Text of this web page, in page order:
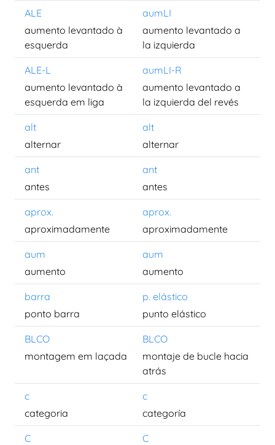
ALE
aumLI
aumento levantado à
esquerda
aumento levantado a
la izquierda
ALE-L
aumLI-R
aumento levantado à
esquerda em liga
aumento levantado a
la izquierda del revés
alt
alt
alternar
alternar
ant
ant
antes
antes
aprox.
aprox.
aproximadamente
aproximadamente
aum
aum
aumento
aumento
barra
p. elástico
ponto barra
punto elástico
BLCO
BLCO
montagem em laçada
montaje de bucle hacia
atrás
c
c
categoria
categoría
C
C